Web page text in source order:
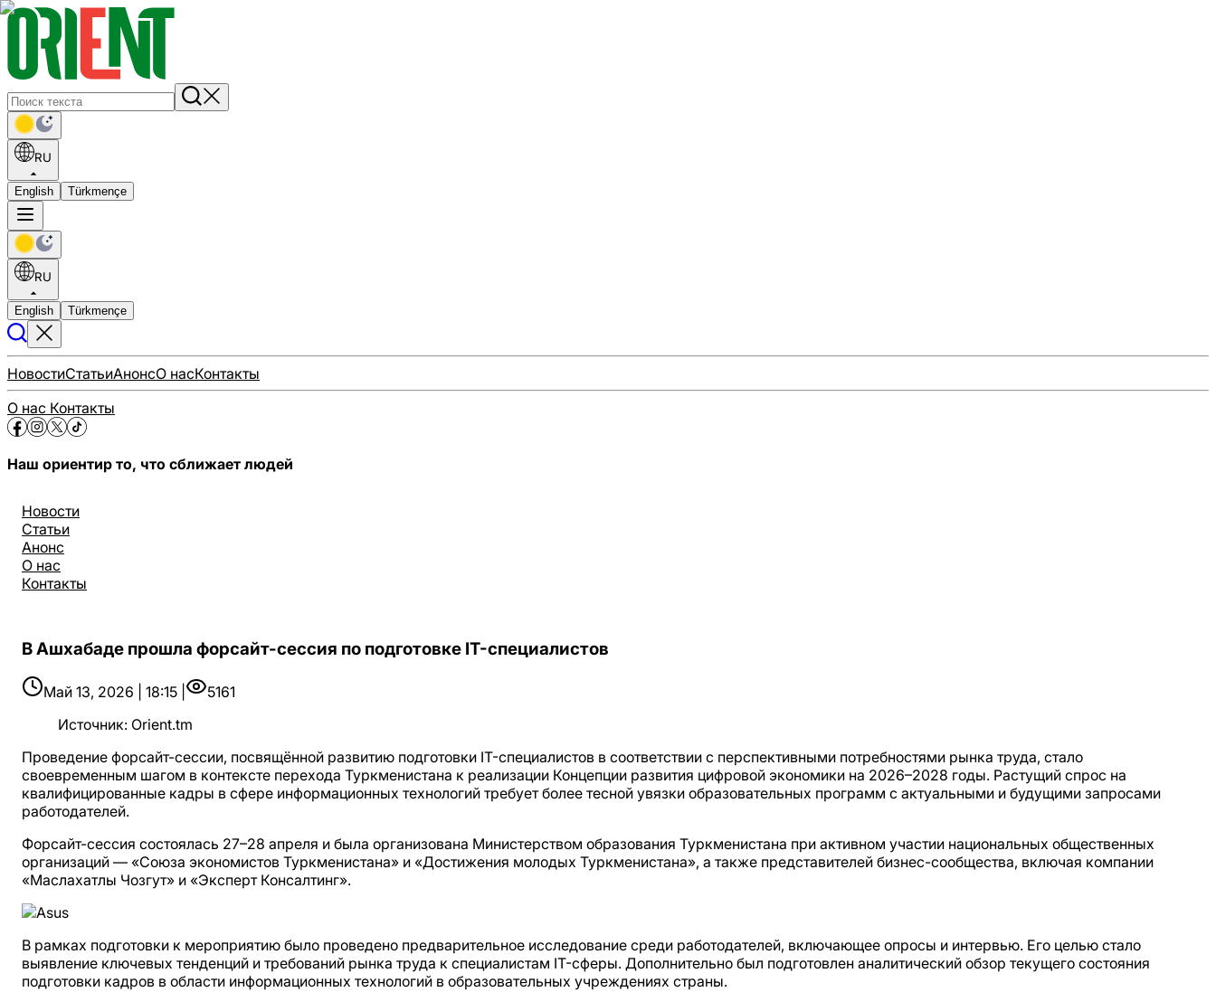
RU
English Türkmençe
RU
English Türkmençe
НовостиСтатьиАнонсО насКонтакты
О нас Контакты
Наш ориентир то, что сближает людей
Новости
Статьи
Анонс
О нас
Контакты
В Ашхабаде прошла форсайт-сессия по подготовке IT-специалистов
Май 13, 2026 | 18:15 |
5161
Источник: Orient.tm
Проведение форсайт-сессии, посвящённой развитию подготовки IT-специалистов в соответствии с перспективными потребностями рынка труда, стало
своевременным шагом в контексте перехода Туркменистана к реализации Концепции развития цифровой экономики на 2026–2028 годы. Растущий спрос на
квалифицированные кадры в сфере информационных технологий требует более тесной увязки образовательных программ с актуальными и будущими запросами
работодателей.
Форсайт-сессия состоялась 27–28 апреля и была организована Министерством образования Туркменистана при активном участии национальных общественных
организаций — «Союза экономистов Туркменистана» и «Достижения молодых Туркменистана», а также представителей бизнес-сообщества, включая компании
«Маслахатлы Чозгут» и «Эксперт Консалтинг».
В рамках подготовки к мероприятию было проведено предварительное исследование среди работодателей, включающее опросы и интервью. Его целью стало
выявление ключевых тенденций и требований рынка труда к специалистам IT-сферы. Дополнительно был подготовлен аналитический обзор текущего состояния
подготовки кадров в области информационных технологий в образовательных учреждениях страны.